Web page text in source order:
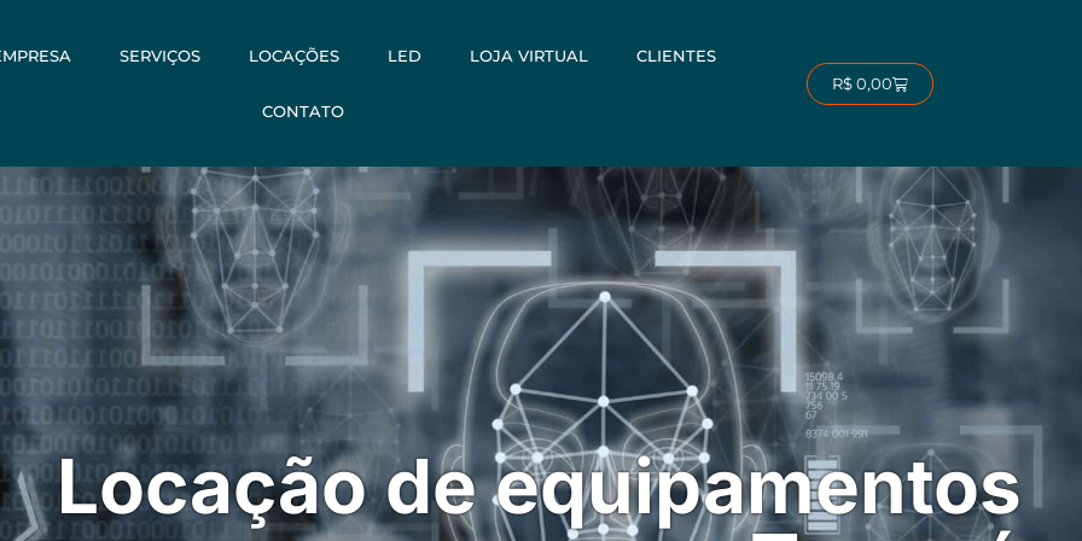
SERVIÇOS LOCAÇÕES LED LOJA VIRTUAL CLIENTES
CONTATO
R$0,00Carrinho
Locação de equipamentos